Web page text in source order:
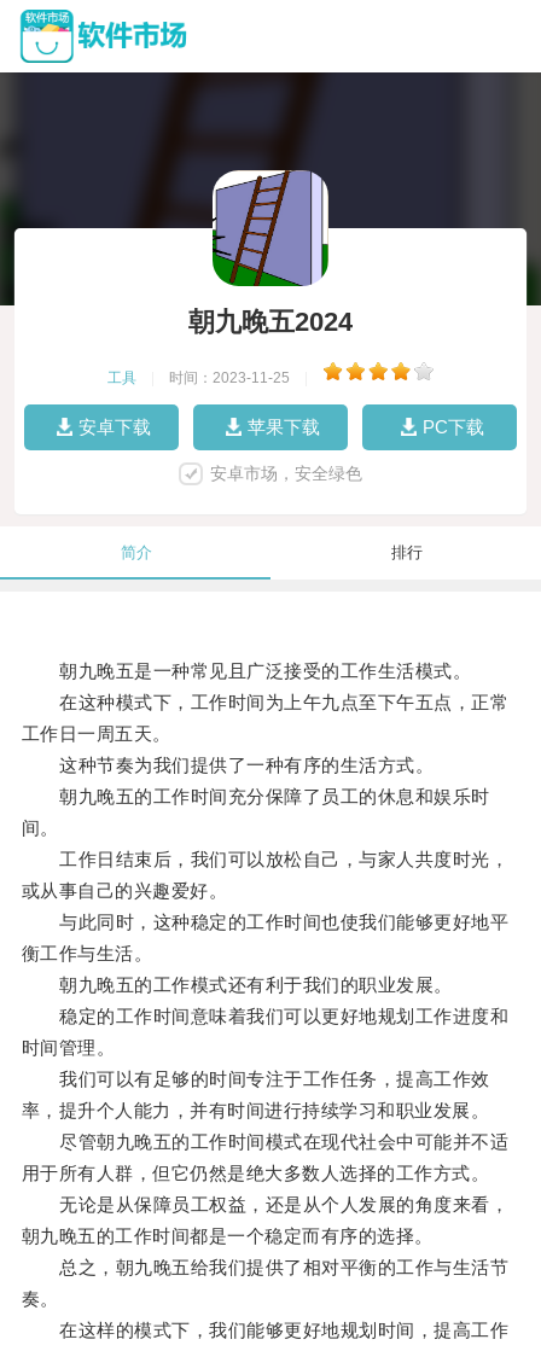
朝九晚五2024
工具 时间：2023-11-25
安卓下载 苹果下载 PC下载
安卓市场，安全绿色
简介 排行
朝九晚五是一种常见且广泛接受的工作生活模式。
在这种模式下，工作时间为上午九点至下午五点，正常
工作日一周五天。
这种节奏为我们提供了一种有序的生活方式。
朝九晚五的工作时间充分保障了员工的休息和娱乐时
间。
工作日结束后，我们可以放松自己，与家人共度时光，
或从事自己的兴趣爱好。
与此同时，这种稳定的工作时间也使我们能够更好地平
衡工作与生活。
朝九晚五的工作模式还有利于我们的职业发展。
稳定的工作时间意味着我们可以更好地规划工作进度和
时间管理。
我们可以有足够的时间专注于工作任务，提高工作效
率，提升个人能力，并有时间进行持续学习和职业发展。
尽管朝九晚五的工作时间模式在现代社会中可能并不适
用于所有人群，但它仍然是绝大多数人选择的工作方式。
无论是从保障员工权益，还是从个人发展的角度来看，
朝九晚五的工作时间都是一个稳定而有序的选择。
总之，朝九晚五给我们提供了相对平衡的工作与生活节
奏。
在这样的模式下，我们能够更好地规划时间，提高工作